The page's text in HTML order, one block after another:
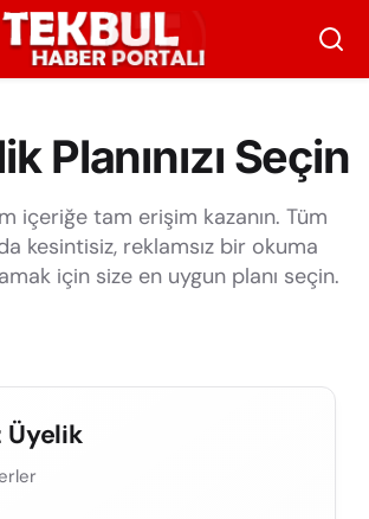
Planınızı Seçin
içeriğe tam erişim kazanın. Tüm
kesintisiz, reklamsız bir okuma
için size en uygun planı seçin.
Üyelik